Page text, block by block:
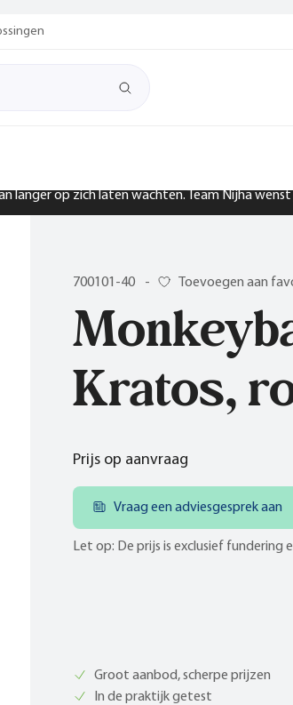
langer op zich laten wachten. Team Nijha
700101-40 - Toevoegen aan
Kratos,
Prijs op aanvraag
Vraag een adviesgesprek aan
Let op: De prijs is exclusief fundering
Groot aanbod, scherpe prijzen
In de praktijk getest